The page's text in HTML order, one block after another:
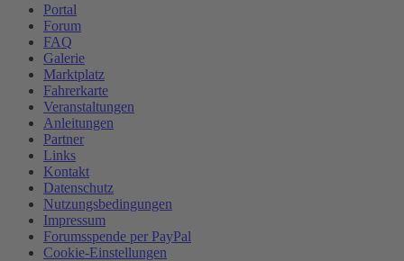
Portal
Forum
FAQ
Galerie
Marktplatz
Fahrerkarte
Veranstaltungen
Anleitungen
Partner
Links
Kontakt
Datenschutz
Nutzungsbedingungen
Impressum
Forumsspende per PayPal
Cookie-Einstellungen